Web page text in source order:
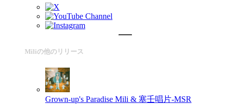
Miliの他のリリース
Grown-up's Paradise Mili & 塞壬唱片-MSR